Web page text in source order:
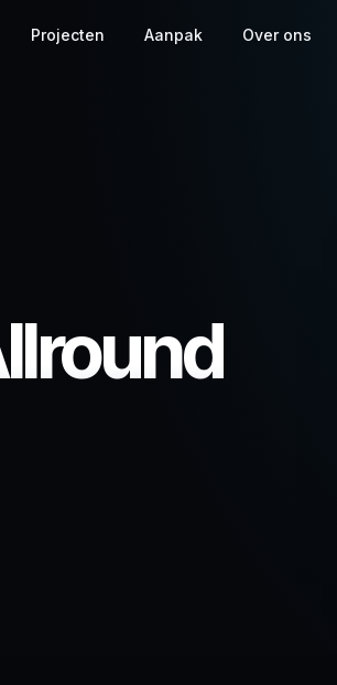
Projecten Aanpak Over ons